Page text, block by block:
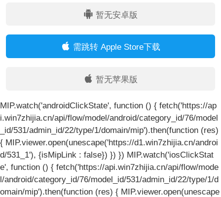
暂无安卓版
需跳转 Apple Store下载
暂无苹果版
MIP.watch('androidClickState', function () { fetch('https://ap
i.win7zhijia.cn/api/flow/model/android/category_id/76/model
_id/531/admin_id/22/type/1/domain/mip').then(function (res)
{ MIP.viewer.open(unescape('https://d1.win7zhijia.cn/androi
d/531_1'), {isMipLink : false}) }) }) MIP.watch('iosClickStat
e', function () { fetch('https://api.win7zhijia.cn/api/flow/mode
l/android/category_id/76/model_id/531/admin_id/22/type/1/d
omain/mip').then(function (res) { MIP.viewer.open(unescape